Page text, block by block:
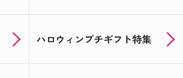
ハロウィンプチギフト特集